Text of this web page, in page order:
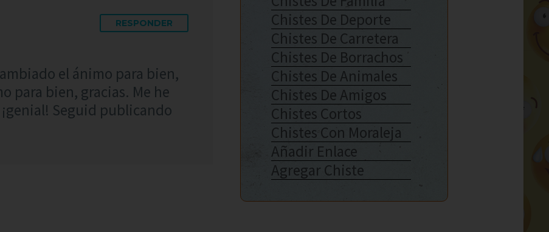
RESPONDER
el ánimo para bien,
para bien, gracias. Me he
Seguid publicando
Chistes De Deporte
Chistes De Carretera
Chistes De Borrachos
Chistes De Animales
Chistes De Amigos
Chistes Cortos
Chistes Con Moraleja
Añadir Enlace
Agregar Chiste